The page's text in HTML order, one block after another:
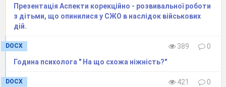
Презентація Аспекти корекційно - розвивальної роботи
з дітьми, що опинилися у СЖО в наслідок військових
дій.
DOCX 389
0
Година психолога " На що схожа ніжність?"
DOCX 421
0